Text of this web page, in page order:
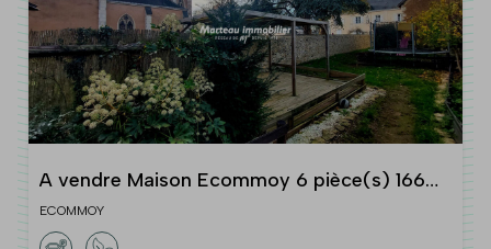
A vendre Maison Ecommoy 6 pièce(s) 166
m2
ECOMMOY